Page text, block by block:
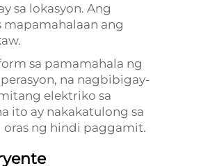
sa lokasyon. Ang
ang
sa pamamahala ng
na nagbibigay-
elektriko sa
ito ay nakakatulong sa
oras ng hindi paggamit.